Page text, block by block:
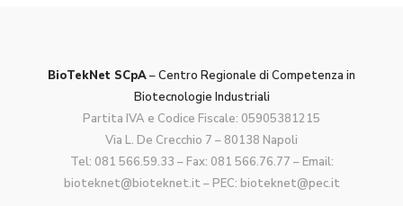
BioTekNet SCpA– Centro Regionale di Competenza in
Biotecnologie Industriali
Partita IVA e Codice Fiscale: 05905381215
Via L. De Crecchio 7 – 80138 Napoli
Tel: 081 566.59.33 – Fax: 081 566.76.77 – Email:
bioteknet@bioteknet.it – PEC: bioteknet@pec.it